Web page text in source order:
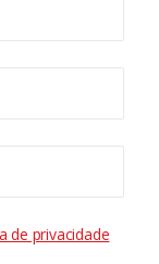
de privacidade